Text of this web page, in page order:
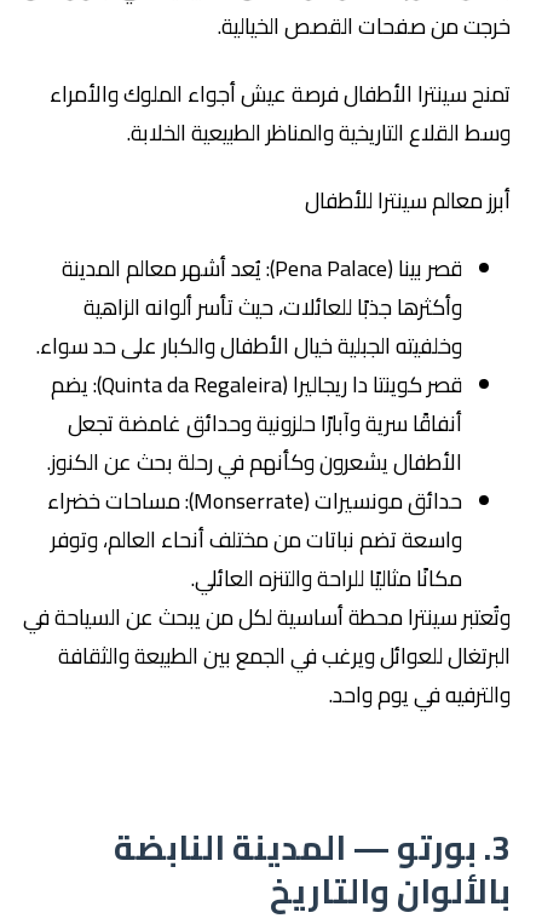
خرجت من صفحات القصص الخيالية.
تمنح سينترا الأطفال فرصة عيش أجواء الملوك والأمراء
وسط القلاع التاريخية والمناظر الطبيعية الخلابة.
أبرز معالم سينترا للأطفال
قصر بينا (Pena Palace): يُعد أشهر معالم المدينة
وأكثرها جذبًا للعائلات، حيث تأسر ألوانه الزاهية
وخلفيته الجبلية خيال الأطفال والكبار على حد سواء.
قصر كوينتا دا ريجاليرا (Quinta da Regaleira): يضم
أنفاقًا سرية وآبارًا حلزونية وحدائق غامضة تجعل
الأطفال يشعرون وكأنهم في رحلة بحث عن الكنوز.
حدائق مونسيرات (Monserrate): مساحات خضراء
واسعة تضم نباتات من مختلف أنحاء العالم، وتوفر
مكانًا مثاليًا للراحة والتنزه العائلي.
وتُعتبر سينترا محطة أساسية لكل من يبحث عن السياحة في
البرتغال للعوائل ويرغب في الجمع بين الطبيعة والثقافة
والترفيه في يوم واحد.
3. بورتو — المدينة النابضة
بالألوان والتاريخ